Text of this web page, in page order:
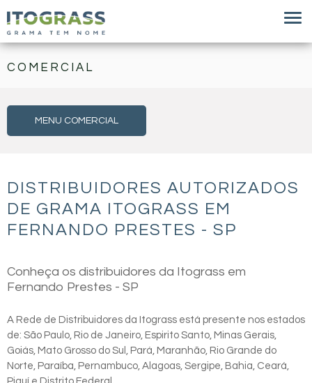
COMERCIAL
MENU COMERCIAL
DISTRIBUIDORES AUTORIZADOS
DE GRAMA ITOGRASS EM
FERNANDO PRESTES - SP
Conheça os distribuidores da Itograss em
Fernando Prestes - SP
A Rede de Distribuidores da Itograss está presente nos estados
de: São Paulo, Rio de Janeiro, Espirito Santo, Minas Gerais,
Goiás, Mato Grosso do Sul, Pará, Maranhão, Rio Grande do
Norte, Paraíba, Pernambuco, Alagoas, Sergipe, Bahia, Ceará,